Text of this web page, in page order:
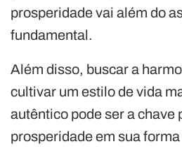
prosperidade vai além do
fundamental.
Além disso, buscar a
cultivar um estilo de vida
autêntico pode ser a chave
prosperidade em sua